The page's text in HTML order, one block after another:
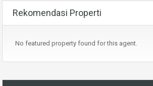
Rekomendasi Properti
No featured property found for this agent.